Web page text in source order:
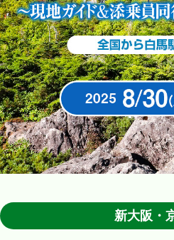
マイページの使い方
サイトの利用方法
お支払方法
同意書（20歳未満の方）
ご旅行の流れ
新大阪・